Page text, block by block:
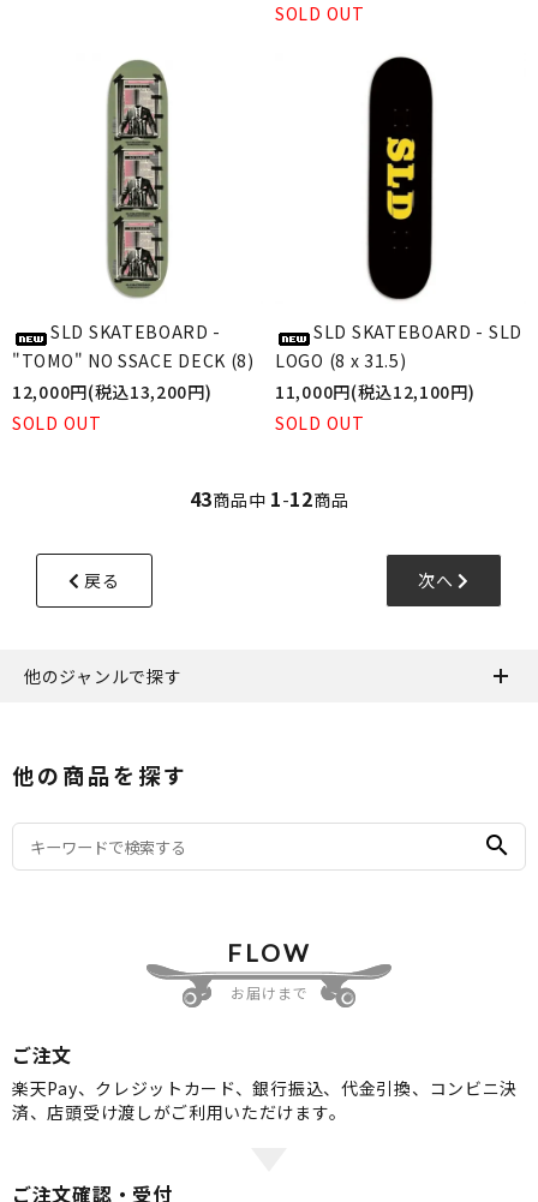
SOLD OUT
SLD SKATEBOARD -
"TOMO" NO SSACE DECK (8)
12,000円(税込13,200円)
SOLD OUT
SLD SKATEBOARD - SLD
LOGO (8 x 31.5)
11,000円(税込12,100円)
SOLD OUT
43商品中 1-12商品
戻る 次へ
他のジャンルで探す
他の商品を探す
search
FLOW
お届けまで
ご注文
楽天Pay、クレジットカード、銀行振込、代金引換、コンビニ決
済、店頭受け渡しがご利用いただけます。
ご注文確認・受付